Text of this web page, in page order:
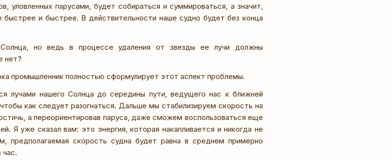
уловленных парусами, будет собираться и суммироваться, а значит,
быстрее и быстрее. В действительности наше судно будет без конца
но ведь в процессе удаления от звезды ее лучи должны
нет?
промышленник полностью сформулирует этот аспект проблемы.
лучами нашего Солнца до середины пути, ведущего нас к ближней
как следует разогнаться. Дальше мы стабилизируем скорость на
а переориентировав паруса, даже сможем воспользоваться еще
Я уже сказал вам: это энергия, которая накапливается и никогда не
предполагаемая скорость судна будет равна в среднем примерно
час.